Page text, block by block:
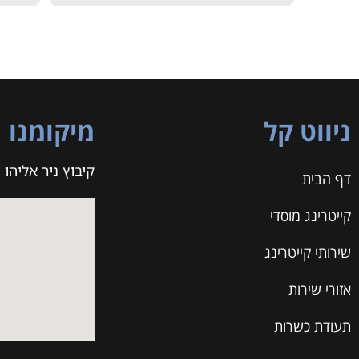
ניווט קל
דף הבית
קייטרינג מוסדי
שירותי קייטרינג
אזורי שירות
תעודת כשרות
מיקומנו
קיבוץ ניר אליהו